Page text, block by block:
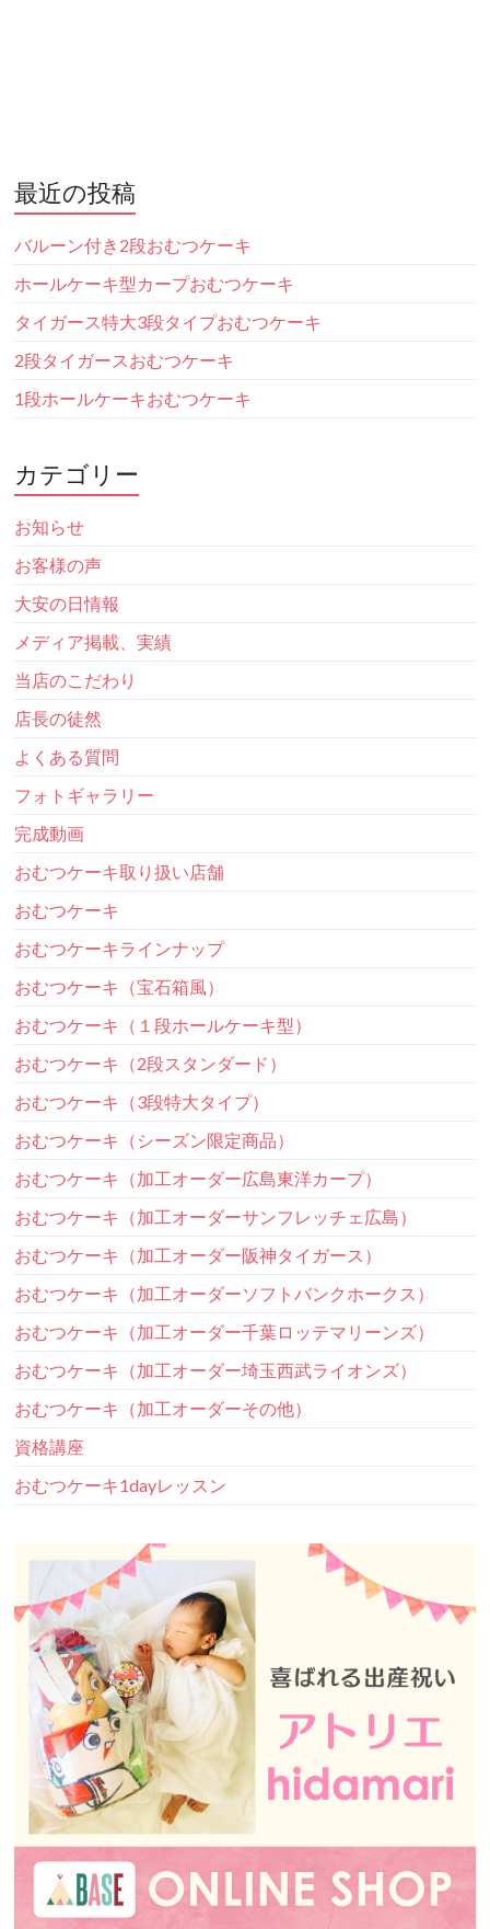
最近の投稿
バルーン付き2段おむつケーキ
ホールケーキ型カープおむつケーキ
タイガース特大3段タイプおむつケーキ
2段タイガースおむつケーキ
1段ホールケーキおむつケーキ
カテゴリー
お知らせ
お客様の声
大安の日情報
メディア掲載、実績
当店のこだわり
店長の徒然
よくある質問
フォトギャラリー
完成動画
おむつケーキ取り扱い店舗
おむつケーキ
おむつケーキラインナップ
おむつケーキ（宝石箱風）
おむつケーキ（１段ホールケーキ型）
おむつケーキ（2段スタンダード）
おむつケーキ（3段特大タイプ）
おむつケーキ（シーズン限定商品）
おむつケーキ（加工オーダー広島東洋カープ）
おむつケーキ（加工オーダーサンフレッチェ広島）
おむつケーキ（加工オーダー阪神タイガース）
おむつケーキ（加工オーダーソフトバンクホークス）
おむつケーキ（加工オーダー千葉ロッテマリーンズ）
おむつケーキ（加工オーダー埼玉西武ライオンズ）
おむつケーキ（加工オーダーその他）
資格講座
おむつケーキ1dayレッスン